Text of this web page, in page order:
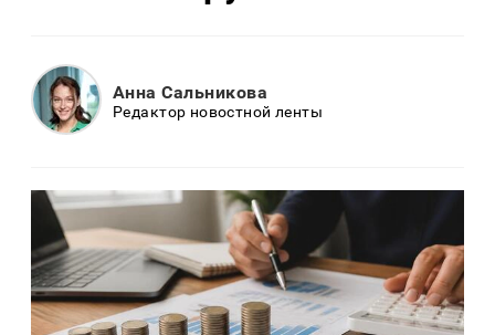
Анна Сальникова
Редактор новостной ленты